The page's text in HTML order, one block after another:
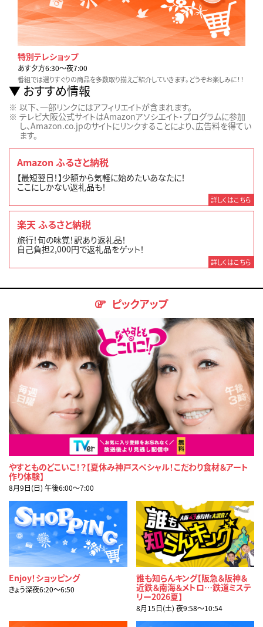
特別テレショップ
あす夕方6:30〜夜7:00
番組では選りすぐりの商品を多数取り揃えご紹介していきます。どうぞお楽しみに！！
おすすめ情報
以下、一部リンクにはアフィリエイトが含まれます。
テレビ大阪公式サイトはAmazonアソシエイト・プログラムに参加
し、Amazon.co.jpのサイトにリンクすることにより、広告料を得てい
ます。
Amazon ふるさと納税
【最短翌日！】少額から気軽に始めたいあなたに！
ここにしかない返礼品も！
詳しくはこちら
楽天 ふるさと納税
旅行！旬の味覚！訳あり返礼品！
自己負担2,000円で返礼品をゲット！
詳しくはこちら
ピックアップ
やすとものどこいこ！？【夏休み神戸スペシャル！こだわり食材＆アート
作り体験】
8月9日(日) 午後6:00〜7:00
Enjoy！ショッピング
きょう深夜6:20〜6:50
誰も知らんキング【阪急＆阪神＆
近鉄＆南海＆メトロ…鉄道ミステ
リー2026夏】
8月15日(土) 夜9:58〜10:54